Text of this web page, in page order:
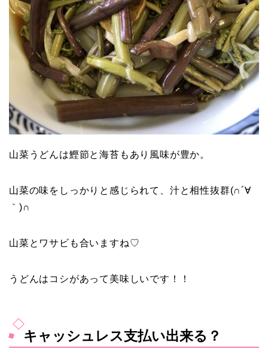
山菜うどんは鰹節と海苔もあり風味が豊か。
山菜の味をしっかりと感じられて、汁と相性抜群(∩´∀
｀)∩
山菜とワサビも合いますね♡
うどんはコシがあって美味しいです！！
キャッシュレス支払い出来る？